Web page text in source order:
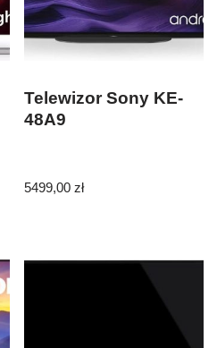
Telewizor Sony KE-
48A9
5499,00zł